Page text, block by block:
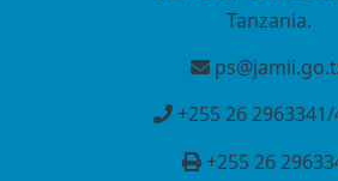
Tanzania.
+255 26
+255 26